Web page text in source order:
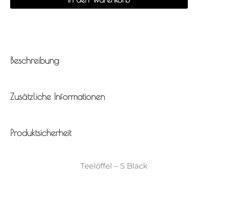
Beschreibung
Zusätzliche Informationen
Produktsicherheit
Teelöffel – S Black